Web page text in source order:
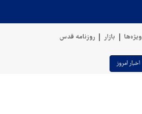
ویژه‌ها بازار روزنامه قدس
اخبار امروز